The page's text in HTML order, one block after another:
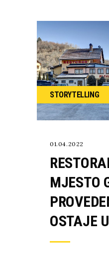
STORYTELLING
01.04.2022
MJESTO
OSTAJE